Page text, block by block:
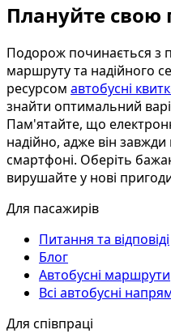
Плануйте свою
Подорож починається з
маршруту та надійного
ресурсом автобусні
знайти оптимальний
Пам'ятайте, що
надійно, адже він
смартфоні. Оберіть
вирушайте у нові
Для пасажирів
Питання та відповіді
Блог
Автобусні маршрути
Всі автобусні
Для співпраці